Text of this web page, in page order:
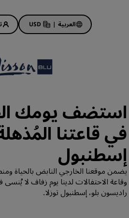
العربية |
USD
عروض الفنادق
ابدأ الآن لربح الكثير
Deals of the Day
احجز مقدمًا
اطلع على الباقات المتاحة
أفكار السفر
استضف يومك
في قاعتنا
إسطنبول
يضمن موقعنا الخارجي النابض بالحياة
وقاعة الاحتفالات لدينا يوم زفاف لا
راديسون بلو، إسطنبول توزلا.